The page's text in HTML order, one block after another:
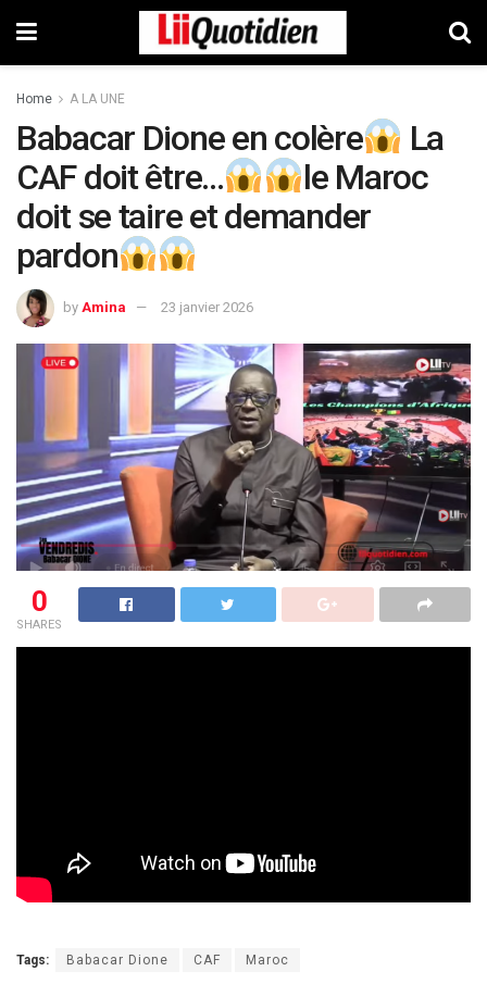
Home A LA UNE
Babacar Dione en colère
La
CAF doit être…
le Maroc
doit se taire et demander
pardon
by Amina 23 janvier 2026
0
SHARES
Tags: Babacar Dione CAF Maroc